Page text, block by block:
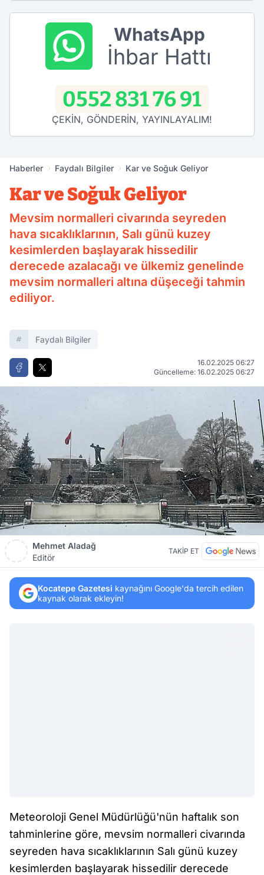
WhatsApp
İhbar Hattı
0552 831 76 91
ÇEKİN, GÖNDERİN, YAYINLAYALIM!
Haberler Faydalı Bilgiler Kar ve Soğuk Geliyor
Kar ve Soğuk Geliyor
Mevsim normalleri civarında seyreden
hava sıcaklıklarının, Salı günü kuzey
kesimlerden başlayarak hissedilir
derecede azalacağı ve ülkemiz genelinde
mevsim normalleri altına düşeceği tahmin
ediliyor.
Faydalı Bilgiler
16.02.2025 06:27
Güncelleme: 16.02.2025 06:27
Mehmet Aladağ
Editör
TAKİP ET
Kocatepe Gazetesi kaynağını Google'da tercih edilen
kaynak olarak ekleyin!
Meteoroloji Genel Müdürlüğü'nün haftalık son
tahminlerine göre, mevsim normalleri civarında
seyreden hava sıcaklıklarının Salı günü kuzey
kesimlerden başlayarak hissedilir derecede